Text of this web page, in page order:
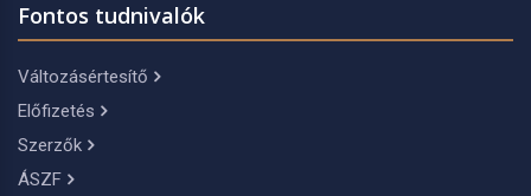
Fontos tudnivalók
Változásértesítő
Előfizetés
Szerzők
ÁSZF